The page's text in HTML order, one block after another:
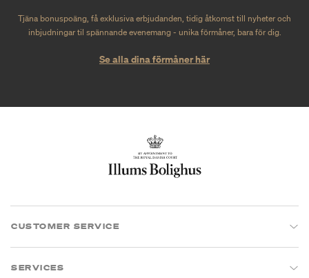
Tjäna bonuspoäng, få exklusiva erbjudanden, tidig åtkomst till nyheter och
inbjudningar til spännande evenemang - unika förmåner, bara för dig.
Se alla dina förmåner här
CUSTOMER SERVICE
SERVICES